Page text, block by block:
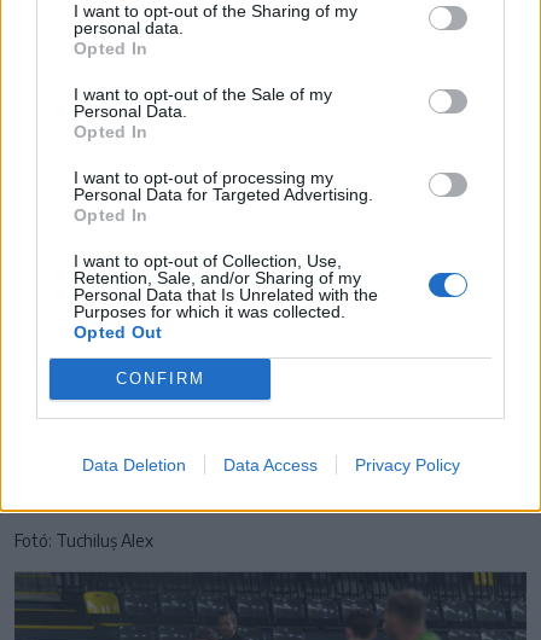
I want to opt-out of the Sharing of my
personal data.
Opted In
I want to opt-out of the Sale of my
Personal Data.
Opted In
I want to opt-out of processing my
Personal Data for Targeted Advertising.
Opted In
I want to opt-out of Collection, Use,
Retention, Sale, and/or Sharing of my
Personal Data that Is Unrelated with the
Purposes for which it was collected.
Opted Out
CONFIRM
Data Deletion Data Access Privacy Policy
Fotó: Tuchiluș Alex
Fotó: Tuchiluș Alex